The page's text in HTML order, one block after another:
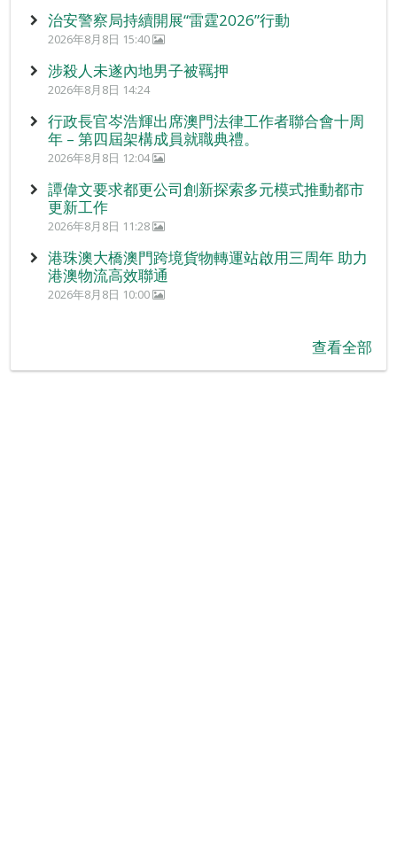
治安警察局持續開展“雷霆2026”行動
2026年8月8日 15:40
涉殺人未遂內地男子被羈押
2026年8月8日 14:24
行政長官岑浩輝出席澳門法律工作者聯合會十周
年 – 第四屆架構成員就職典禮。
2026年8月8日 12:04
譚偉文要求都更公司創新探索多元模式推動都市
更新工作
2026年8月8日 11:28
港珠澳大橋澳門跨境貨物轉運站啟用三周年 助力
港澳物流高效聯通
2026年8月8日 10:00
查看全部